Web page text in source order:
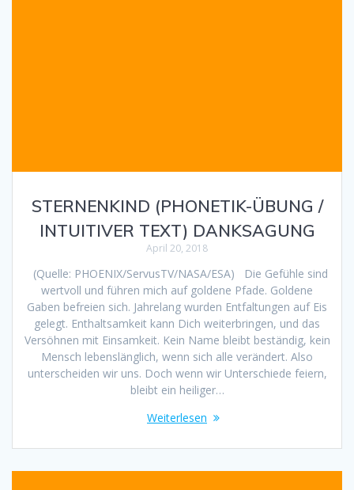
STERNENKIND (PHONETIK-ÜBUNG /
INTUITIVER TEXT) DANKSAGUNG
April 20, 2018
(Quelle: PHOENIX/ServusTV/NASA/ESA) Die Gefühle sind
wertvoll und führen mich auf goldene Pfade. Goldene
Gaben befreien sich. Jahrelang wurden Entfaltungen auf Eis
gelegt. Enthaltsamkeit kann Dich weiterbringen, und das
Versöhnen mit Einsamkeit. Kein Name bleibt beständig, kein
Mensch lebenslänglich, wenn sich alle verändert. Also
unterscheiden wir uns. Doch wenn wir Unterschiede feiern,
bleibt ein heiliger…
Weiterlesen